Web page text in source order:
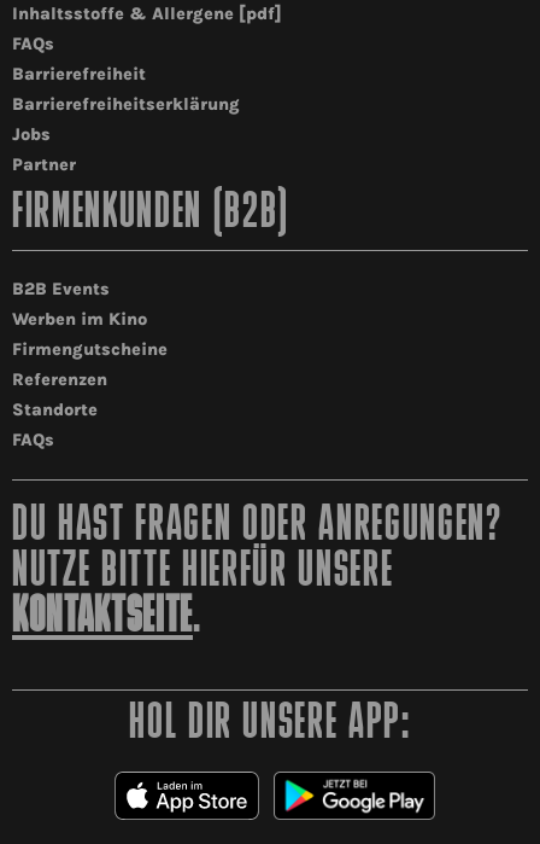
Inhaltsstoffe & Allergene [pdf]
FAQs
Barrierefreiheit
Barrierefreiheitserklärung
Jobs
Partner
FIRMENKUNDEN (B2B)
B2B Events
Werben im Kino
Firmengutscheine
Referenzen
Standorte
FAQs
DU HAST FRAGEN ODER ANREGUNGEN?
NUTZE BITTE HIERFÜR UNSERE
KONTAKTSEITE.
HOL DIR UNSERE APP: